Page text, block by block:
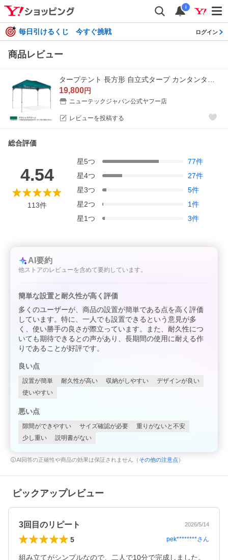
i
毎日引けるくじ 今すぐ挑戦 ログイン
商品レビュー
19,800円
ニューテックジャパン公式ヤフー店
レビューを投稿する
総合評価
4.54
113件
星5つ 77件
星4つ 27件
星3つ 5件
星2つ 1件
星1つ 3件
AI要約
他ストアのレビューを含めて要約しています。
簡単な設置と耐久性が高く評価
多くのユーザーが、商品の設置が簡単である点を高く評価
しています。特に、一人でも設置できるという意見が多
く、使い勝手の良さが際立っています。また、耐久性につ
いても期待できるとの声があり、長期間の使用に耐える作
りであることが好評です。
良い点
設置が簡単 耐久性が高い 収納がしやすい
デザインが良い
使いやすい
悪い点
隙間ができやすい サイズ確認が必要
重りがないと不安
少し重い
説明書がない
AI回答の正確性や商品の効果は保証されません（ その他の注意点 ）
ピックアップレビュー
3回目のリピート 2026/5/14
5 pek********さん
組み立てがシンプルなので、二人で10分で完成しました。